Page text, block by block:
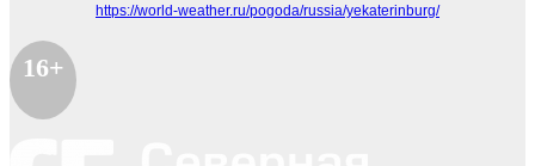
https://world-weather.ru/pogoda/russia/yekaterinburg/
16+